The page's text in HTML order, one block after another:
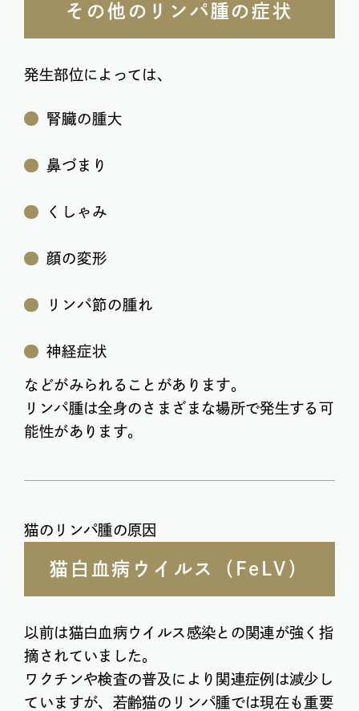
その他のリンパ腫の症状
発生部位によっては、
腎臓の腫大
鼻づまり
くしゃみ
顔の変形
リンパ節の腫れ
神経症状
などがみられることがあります。
リンパ腫は全身のさまざまな場所で発生する可
能性があります。
猫のリンパ腫の原因
猫白血病ウイルス（FeLV）
以前は猫白血病ウイルス感染との関連が強く指
摘されていました。
ワクチンや検査の普及により関連症例は減少し
ていますが、若齢猫のリンパ腫では現在も重要